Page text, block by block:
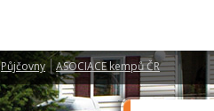
Půjčovny ASOCIACE kempů ČR